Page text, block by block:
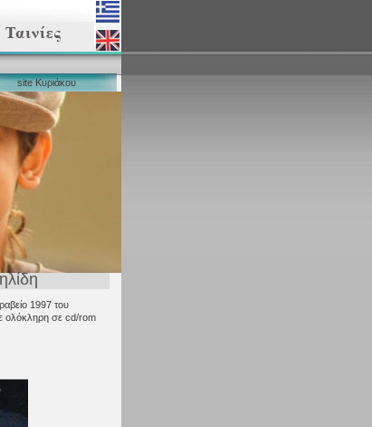
site Κυριάκου
1997 του
ολόκληρη σε cd/rom